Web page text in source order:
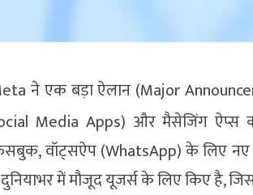
ने एक बड़ा ऐलान (Major
Media Apps) और मैसेजिंग ऐप्स
वॉट्सऐप (WhatsApp) के लिए नए
में मौजूद यूजर्स के लिए किए है,